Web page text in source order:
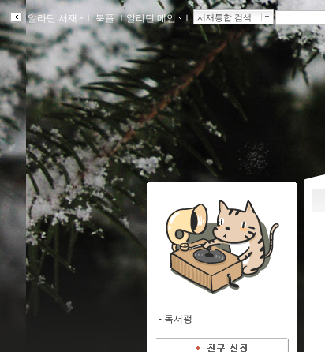
알라딘 서재 ｌ북플ｌ알라딘 메인 ｌ 서재통합 검색
- 독서괭